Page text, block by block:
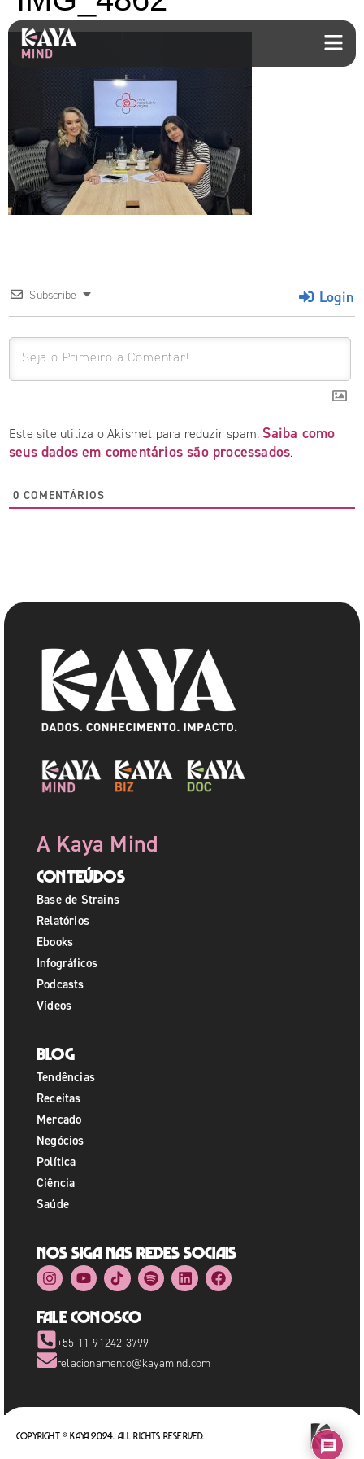
Subscribe Login
Este site utiliza o Akismet para reduzir spam. Saiba como
seus dados em comentários são processados.
0 COMENTÁRIOS
A Kaya Mind
Conteúdos
Base de Strains
Relatórios
Ebooks
Infográficos
Podcasts
Vídeos
Blog
Tendências
Receitas
Mercado
Negócios
Política
Ciência
Saúde
Nos siga nas redes sociais
Fale Conosco
+55 11 91242-3799
relacionamento@kayamind.com
Copyright © Kaya 2024. All rights reserved.